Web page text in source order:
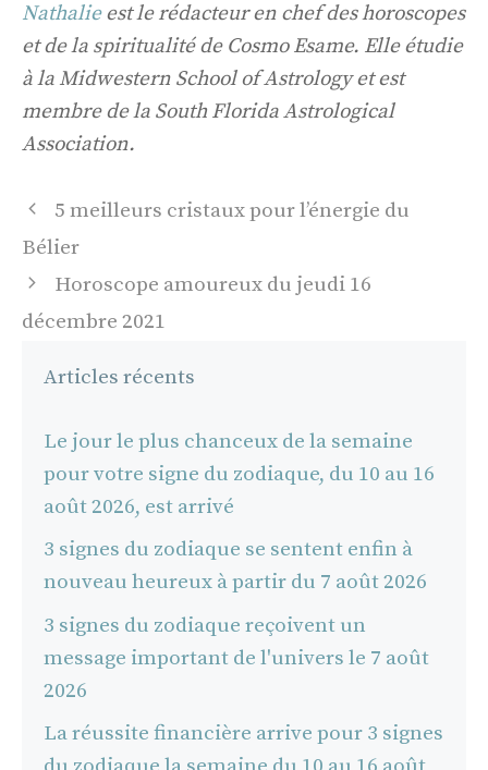
Nathalieest le rédacteur en chef des horoscopes
et de la spiritualité de Cosmo Esame. Elle étudie
à la Midwestern School of Astrology et est
membre de la South Florida Astrological
Association.
Navigation
des
5 meilleurs cristaux pour l’énergie du
Bélier
Horoscope amoureux du jeudi 16
décembre 2021
Articles récents
Le jour le plus chanceux de la semaine
pour votre signe du zodiaque, du 10 au 16
août 2026, est arrivé
3 signes du zodiaque se sentent enfin à
nouveau heureux à partir du 7 août 2026
3 signes du zodiaque reçoivent un
message important de l'univers le 7 août
2026
La réussite financière arrive pour 3 signes